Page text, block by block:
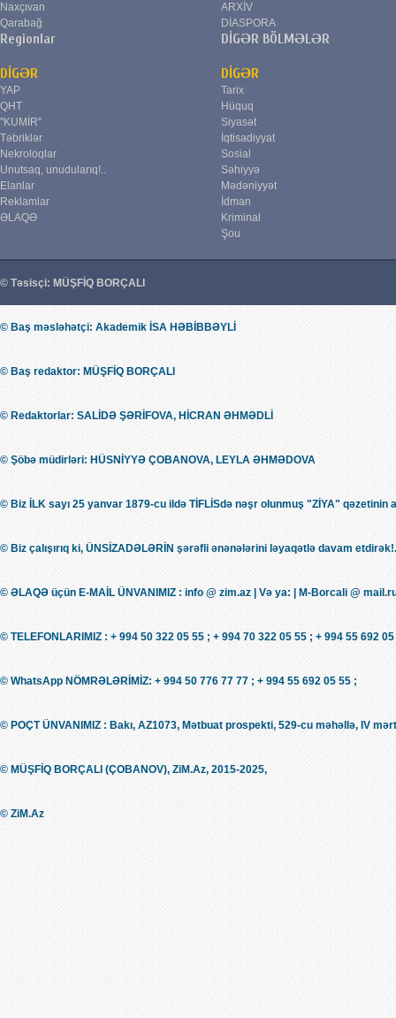
Naxçıvan
Qarabağ
Regionlar
ARXİV
DİASPORA
DİGƏR BÖLMƏLƏR
DİGƏR
YAP
QHT
"KUMİR"
Təbriklər
Nekroloqlar
Unutsaq, unudularıq!..
Elanlar
Reklamlar
ƏLAQƏ
DİGƏR
Tarix
Hüquq
Siyasət
İqtisadiyyat
Sosial
Səhiyyə
Mədəniyyət
İdman
Kriminal
Şou
© Təsisçi: MÜŞFİQ BORÇALI
© Baş məsləhətçi: Akademik İSA HƏBİBBƏYLİ
© Baş redaktor: MÜŞFİQ BORÇALI
© Redaktorlar: SALİDƏ ŞƏRİFOVA, HİCRAN ƏHMƏDLİ
© Şöbə müdirləri: HÜSNİYYƏ ÇOBANOVA, LEYLA ƏHMƏDOVA
© Biz İLK sayı 25 yanvar 1879-cu ildə TİFLİSdə nəşr olunmuş "ZİYA" qəzetinin
© Biz çalışırıq ki, ÜNSİZADƏLƏRİN şərəfli ənənələrini ləyaqətlə davam
© ƏLAQƏ üçün E-MAİL ÜNVANIMIZ : info @ zim.az | Və ya: | M-Borcali @
© TELEFONLARIMIZ : + 994 50 322 05 55 ; + 994 70 322 05 55 ; + 994 55 692
© WhatsApp NÖMRƏLƏRİMİZ: + 994 50 776 77 77 ; + 994 55 692 05 55 ;
© POÇT ÜNVANIMIZ : Bakı, AZ1073, Mətbuat prospekti, 529-cu məhəllə, IV
© MÜŞFİQ BORÇALI (ÇOBANOV), ZiM.Az, 2015-2025,
© ZiM.Az